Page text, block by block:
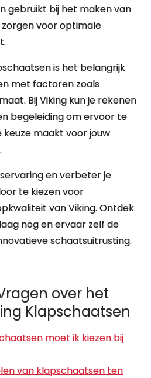
gebruikt bij het maken van
voor optimale
is het belangrijk
met factoren zoals
Bij Viking kun je rekenen
begeleiding om ervoor te
keuze maakt voor jouw
en verbeter je
te kiezen voor
van Viking. Ontdek
nog en ervaar zelf de
schaatsuitrusting.
over het
Klapschaatsen
moet ik kiezen bij
van klapschaatsen ten